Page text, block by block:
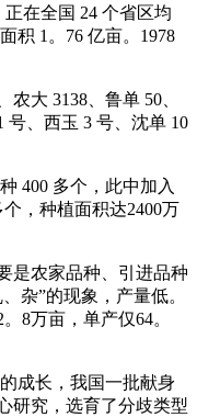
在全国 24 个省区均
积 1。76 亿亩。1978
大 3138、鲁单 50、
号、西玉 3 号、沈单 10
400 多个，此中加入
，种植面积达2400万
农家品种、引进品种
杂”的现象，产量低。
8万亩，单产仅64。
成长，我国一批献身
研究，选育了分歧类型